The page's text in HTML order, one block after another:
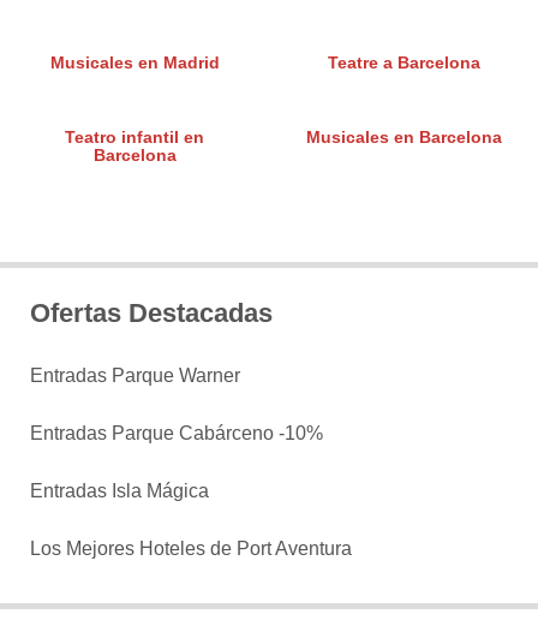
Musicales en Madrid Teatre a Barcelona
Teatro infantil en
Barcelona
Musicales en Barcelona
Ofertas Destacadas
Entradas Parque Warner
Entradas Parque Cabárceno -10%
Entradas Isla Mágica
Los Mejores Hoteles de Port Aventura